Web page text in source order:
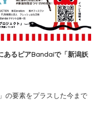
あるピアBandaiで「新潟妖
の要素をプラスした今まで